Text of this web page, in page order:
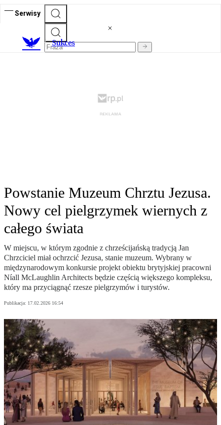
Serwisy
Sukces
Powstanie Muzeum Chrztu Jezusa.
Nowy cel pielgrzymek wiernych z
całego świata
W miejscu, w którym zgodnie z chrześcijańską tradycją Jan
Chrzciciel miał ochrzcić Jezusa, stanie muzeum. Wybrany w
międzynarodowym konkursie projekt obiektu brytyjskiej pracowni
Níall McLaughlin Architects będzie częścią większego kompleksu,
który ma przyciągnąć rzesze pielgrzymów i turystów.
Publikacja: 17.02.2026 16:54